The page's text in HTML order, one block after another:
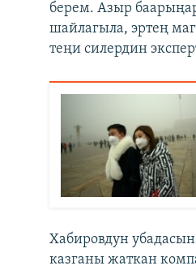
берем. Азыр
шайлагыла, эртең
теңи силердин
Хабировдун
казганы жаткан